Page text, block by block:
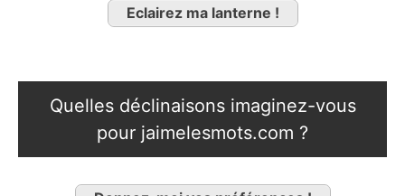
Eclairez ma lanterne !
Quelles déclinaisons imaginez-vous
pour jaimelesmots.com ?